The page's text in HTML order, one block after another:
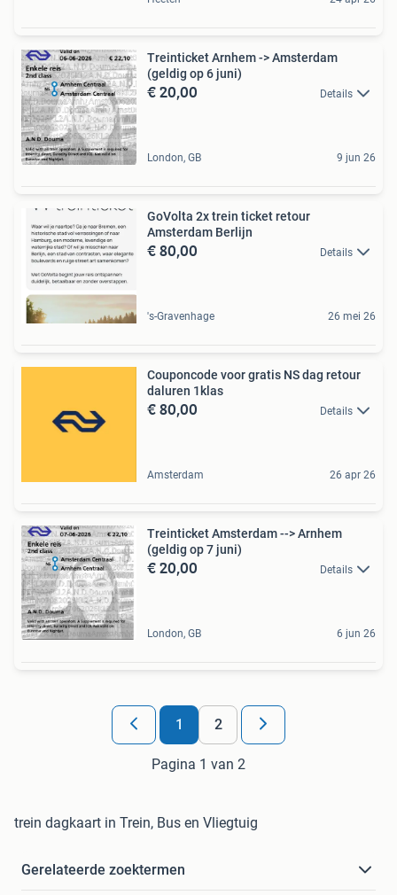
Treinticket Arnhem -> Amsterdam
(geldig op 6 juni)
€ 20,00 Details
London, GB 9 jun 26
GoVolta 2x trein ticket retour
Amsterdam Berlijn
€ 80,00 Details
's-Gravenhage 26 mei 26
Couponcode voor gratis NS dag retour
daluren 1klas
€ 80,00 Details
Amsterdam 26 apr 26
Treinticket Amsterdam --> Arnhem
(geldig op 7 juni)
€ 20,00 Details
London, GB 6 jun 26
1 2
Pagina 1 van 2
trein dagkaart in Trein, Bus en Vliegtuig
Gerelateerde zoektermen